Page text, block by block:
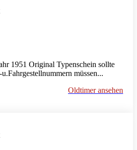
1951 Original Typenschein sollte
müssen...
Oldtimer ansehen